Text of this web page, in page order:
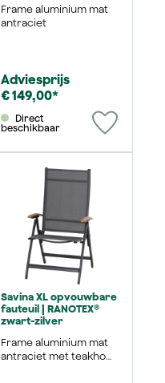
Frame aluminium mat
antraciet
Adviesprijs
€ 149,00*
beschikbaar
Savina XL opvouwbare
fauteuil | RANOTEX®
zwart-zilver
Frame aluminium mat
antraciet met teakhout